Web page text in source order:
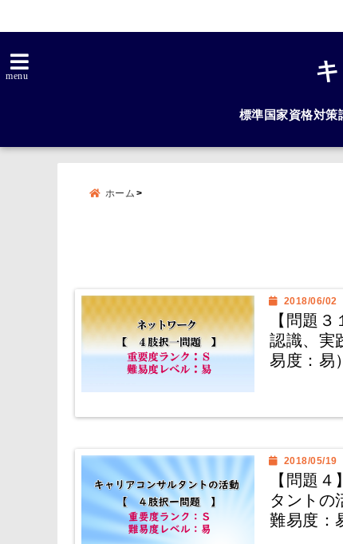
menu
標準国家資格対策
ホーム
2018/06/02
【問題
認識、実
易度：易）
2018/05/19
【問題
タントの
難易度：